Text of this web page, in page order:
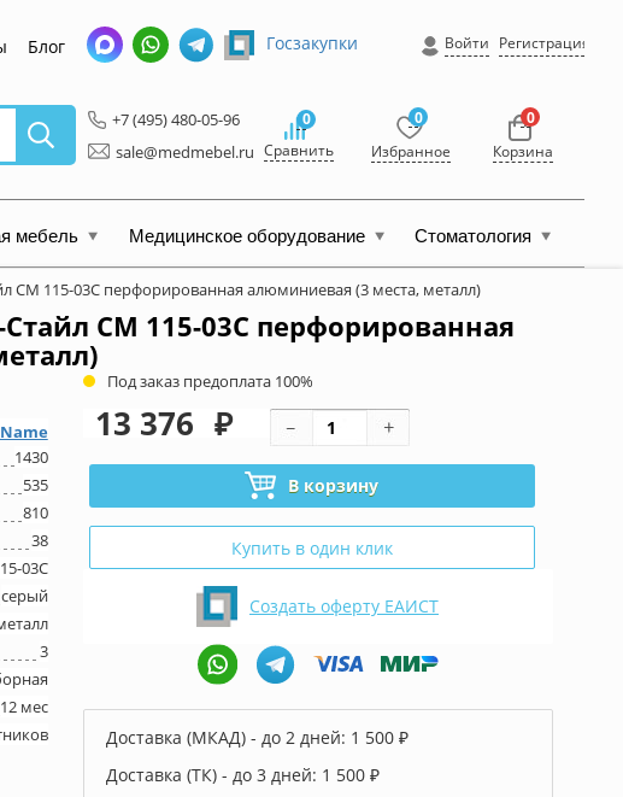
Блог Госзакупки Войти Регистрация
+7 (495) 480-05-96
sale@medmebel.ru
0
Сравнить
0
Избранное
0
Корзина
мебель Медицинское оборудование Стоматология
СМ 115-03С перфорированная алюминиевая (3 места, металл)
СМ 115-03С перфорированная
1430
535
810
38
03С
серый
3
12 мес
Под заказ предоплата 100%
13 376 ₽
В корзину
Купить в один клик
Создать оферту ЕАИСТ
Доставка (МКАД) - до 2 дней: 1 500 ₽
Доставка (ТК) - до 3 дней: 1 500 ₽